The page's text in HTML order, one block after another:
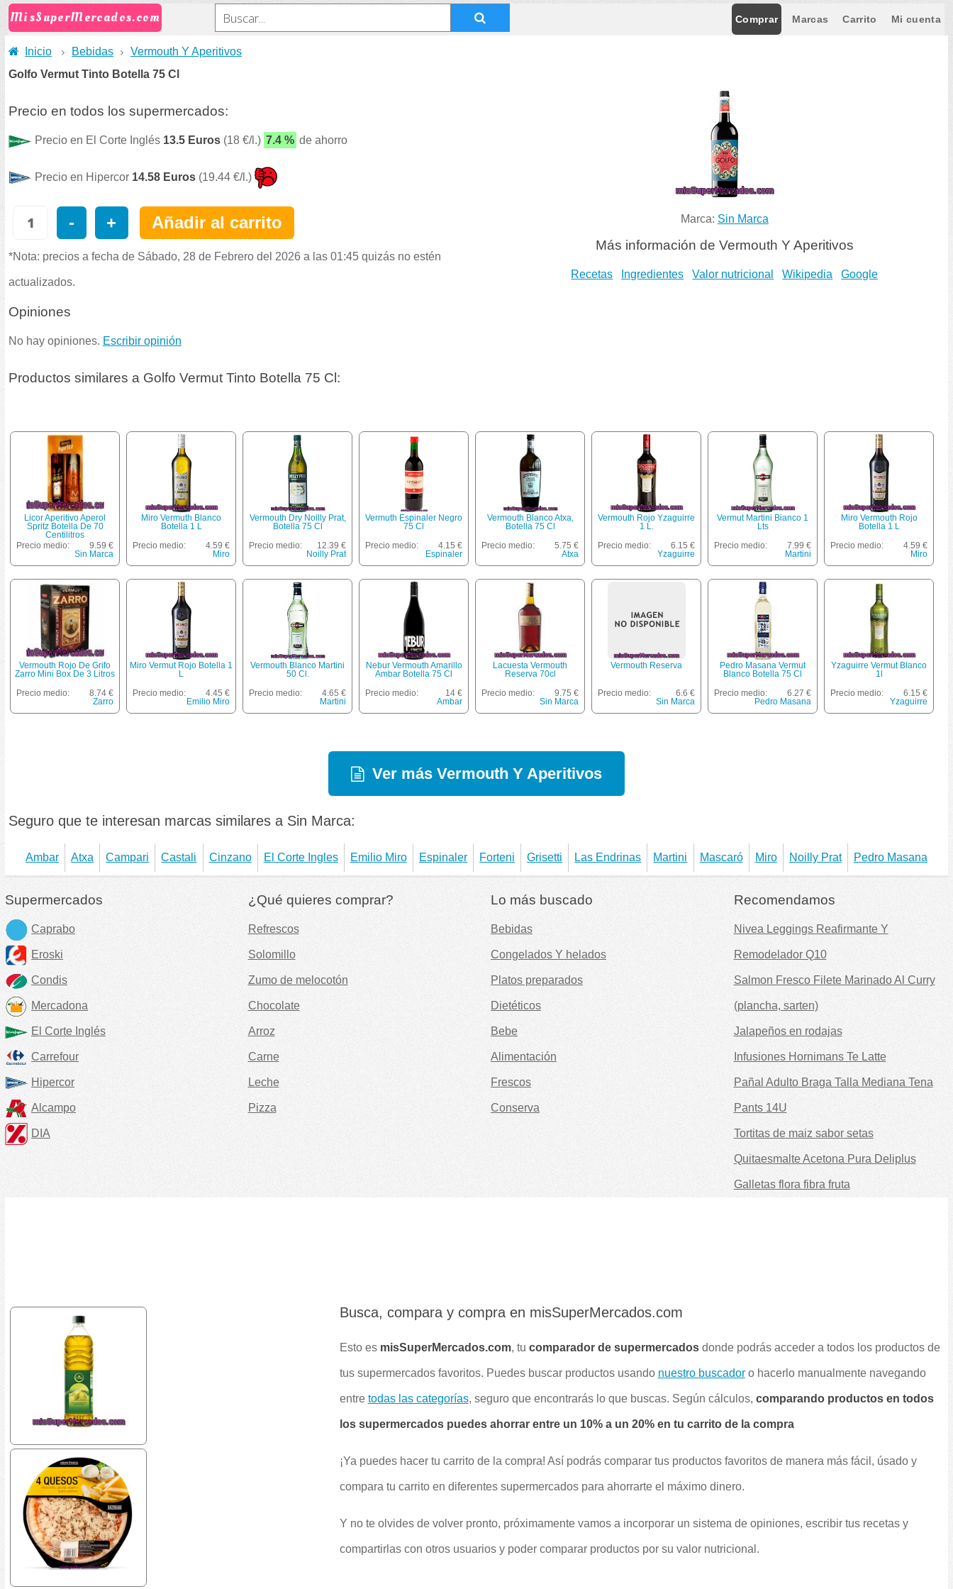
MisSuperMercados.com Comprar Marcas Carrito Mi cuenta
Inicio Bebidas
Vermouth Y Aperitivos
Golfo Vermut Tinto Botella 75 Cl
Marca: Sin Marca
Más información de Vermouth Y Aperitivos
Recetas Ingredientes Valor nutricional Wikipedia Google
Precio en todos los supermercados:
Precio en El Corte Inglés 13.5 Euros (18 €/l.) 7.4 % de ahorro
Precio en Hipercor 14.58 Euros (19.44 €/l.)
- + Añadir al carrito
*Nota: precios a fecha de Sábado, 28 de Febrero del 2026 a las 01:45 quizás no estén
actualizados.
Opiniones
No hay opiniones. Escribir opinión
Productos similares a Golfo Vermut Tinto Botella 75 Cl:
Licor Aperitivo Aperol
Spritz Botella De 70
Centilitros
Precio medio:
9.59 €
Sin Marca
Miro Vermuth Blanco
Botella 1 L
Precio medio:
4.59 €
Miro
Vermouth Dry Noilly Prat,
Botella 75 Cl
Precio medio:
12.39 €
Noilly Prat
Vermuth Espinaler Negro
75 Cl
Precio medio:
4.15 €
Espinaler
Vermouth Blanco Atxa,
Botella 75 Cl
Precio medio:
5.75 €
Atxa
Vermouth Rojo Yzaguirre
1 L.
Precio medio:
6.15 €
Yzaguirre
Vermut Martini Bianco 1
Lts
Precio medio:
7.99 €
Martini
Miro Vermouth Rojo
Botella 1 L
Precio medio:
4.59 €
Miro
Vermouth Rojo De Grifo
Zarro Mini Box De 3 Litros
Precio medio:
8.74 €
Zarro
Miro Vermut Rojo Botella 1
L
Precio medio:
4.45 €
Emilio Miro
Vermouth Blanco Martini
50 Cl.
Precio medio:
4.65 €
Martini
Nebur Vermouth Amarillo
Ambar Botella 75 Cl
Precio medio:
14 €
Ambar
Lacuesta Vermouth
Reserva 70cl
Precio medio:
9.75 €
Sin Marca
Vermouth Reserva
Precio medio:
6.6 €
Sin Marca
Pedro Masana Vermut
Blanco Botella 75 Cl
Precio medio:
6.27 €
Pedro Masana
Yzaguirre Vermut Blanco
1l
Precio medio:
6.15 €
Yzaguirre
Ver más Vermouth Y Aperitivos
Seguro que te interesan marcas similares a Sin Marca:
Ambar Atxa Campari Castali Cinzano El Corte Ingles Emilio Miro Espinaler Forteni Grisetti Las Endrinas Martini Mascaró Miro Noilly Prat Pedro Masana
Supermercados
Caprabo
Eroski
Condis
Mercadona
El Corte Inglés
Carrefour
Hipercor
Alcampo
DIA
¿Qué quieres comprar?
Refrescos
Solomillo
Zumo de melocotón
Chocolate
Arroz
Carne
Leche
Pizza
Lo más buscado
Bebidas
Congelados Y helados
Platos preparados
Dietéticos
Bebe
Alimentación
Frescos
Conserva
Recomendamos
Nivea Leggings Reafirmante Y
Remodelador Q10
Salmon Fresco Filete Marinado Al Curry
(plancha, sarten)
Jalapeños en rodajas
Infusiones Hornimans Te Latte
Pañal Adulto Braga Talla Mediana Tena
Pants 14U
Tortitas de maiz sabor setas
Quitaesmalte Acetona Pura Deliplus
Galletas flora fibra fruta
Busca, compara y compra en misSuperMercados.com
Esto es misSuperMercados.com, tu comparador de supermercadosdonde podrás acceder a todos los productos de
tus supermercados favoritos. Puedes buscar productos usando nuestro buscadoro hacerlo manualmente navegando
entre todas las categorías, seguro que encontrarás lo que buscas. Según cálculos, comparando productos en todos
los supermercados puedes ahorrar entre un 10% a un 20% en tu carrito de la compra
¡Ya puedes hacer tu carrito de la compra! Así podrás comparar tus productos favoritos de manera más fácil, úsado y
compara tu carrito en diferentes supermercados para ahorrarte el máximo dinero.
Y no te olvides de volver pronto, próximamente vamos a incorporar un sistema de opiniones, escribir tus recetas y
compartirlas con otros usuarios y poder comparar productos por su valor nutricional.